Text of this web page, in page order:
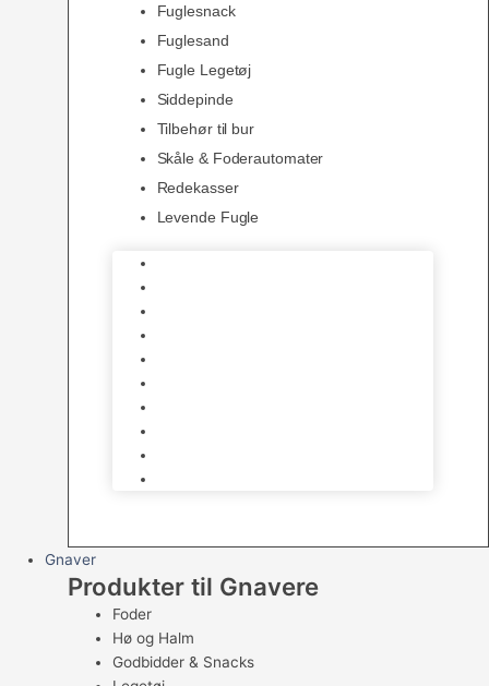
Fuglesnack
Fuglesand
Fugle Legetøj
Siddepinde
Tilbehør til bur
Skåle & Foderautomater
Redekasser
Levende Fugle
Gnaver
Produkter til Gnavere
Foder
Hø og Halm
Godbidder & Snacks